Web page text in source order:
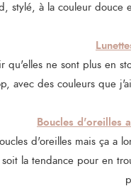
stylé, à la couleur douce
qu'elles ne sont plus en
avec des couleurs que
Boucles d'oreilles
d'oreilles mais ça a
la tendance pour en